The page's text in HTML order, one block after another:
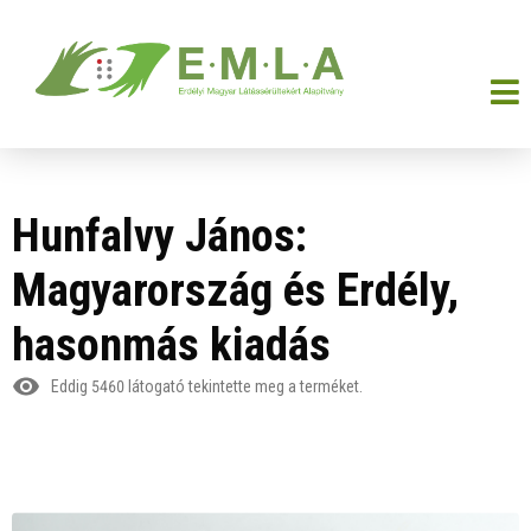
Hunfalvy János:
Magyarország és Erdély,
hasonmás kiadás
Eddig 5460látogató tekintette meg a terméket.